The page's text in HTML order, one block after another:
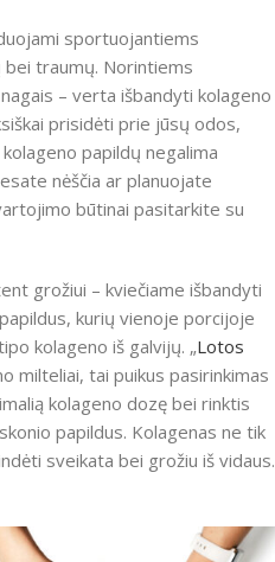
sportuojantiems
traumų. Norintiems
– verta išbandyti kolageno
prisidėti prie jūsų odos,
papildų negalima
nėščia ar planuojate
būtinai pasitarkite su
grožiui – kviečiame išbandyti
kurių vienoje porcijoje
kolageno iš galvijų. „Lotos
milteliai, tai puikus pasirinkimas
kolageno dozę bei rinktis
papildus. Kolagenas ne tik
sveikata bei grožiu iš vidaus.